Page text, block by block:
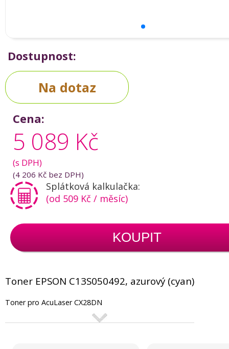
Dostupnost:
Na dotaz
Cena:
5 089 Kč
(s DPH)
(4 206 Kč bez DPH)
Splátková kalkulačka:
(od 509 Kč / měsíc)
KOUPIT
Toner EPSON C13S050492, azurový (cyan)
Toner pro AcuLaser CX28DN